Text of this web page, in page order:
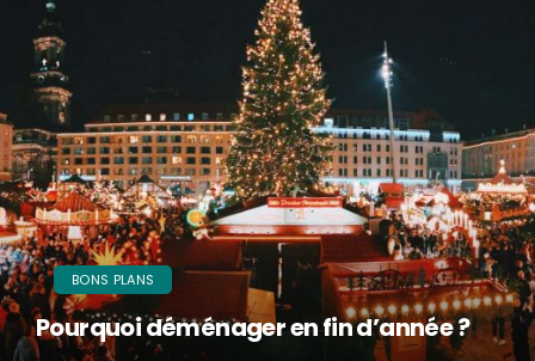
BONS PLANS
Pourquoi déménager en fin d’année ?